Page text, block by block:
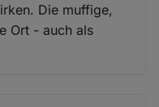
Die muffige,
Ort - auch als